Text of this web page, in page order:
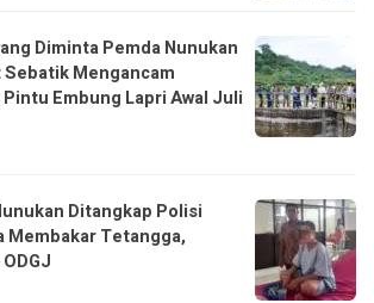
Diminta Pemda Nunukan
Mengancam
Embung Lapri Awal Juli
Ditangkap Polisi
Membakar Tetangga,